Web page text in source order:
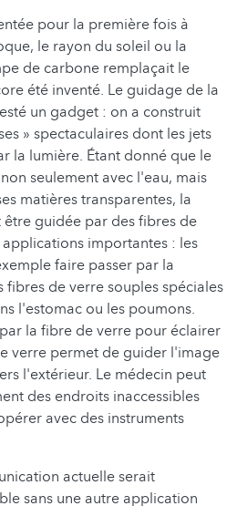
pour la première fois à
le rayon du soleil ou la
de carbone remplaçait le
été inventé. Le guidage de la
un gadget : on a construit
» spectaculaires dont les jets
la lumière. Étant donné que le
seulement avec l'eau, mais
matières transparentes, la
guidée par des fibres de
importantes : les
faire passer par la
fibres de verre souples spéciales
l'estomac ou les poumons.
la fibre de verre pour éclairer
verre permet de guider l'image
l'extérieur. Le médecin peut
des endroits inaccessibles
avec des instruments
actuelle serait
sans une autre application